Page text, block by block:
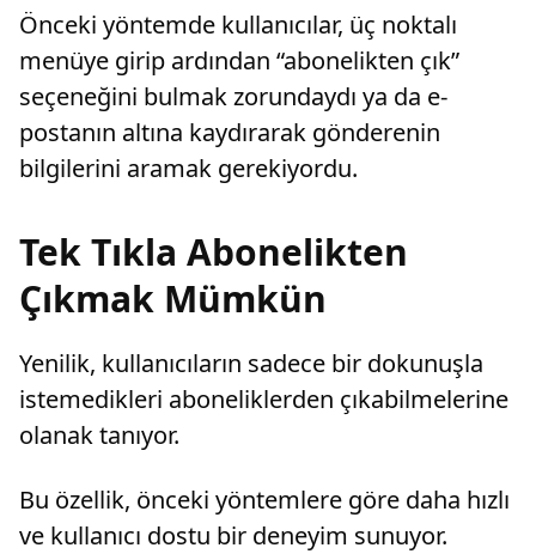
Önceki yöntemde kullanıcılar, üç noktalı
menüye girip ardından “abonelikten çık”
seçeneğini bulmak zorundaydı ya da e-
postanın altına kaydırarak gönderenin
bilgilerini aramak gerekiyordu.
Tek Tıkla Abonelikten
Çıkmak Mümkün
Yenilik, kullanıcıların sadece bir dokunuşla
istemedikleri aboneliklerden çıkabilmelerine
olanak tanıyor.
Bu özellik, önceki yöntemlere göre daha hızlı
ve kullanıcı dostu bir deneyim sunuyor.